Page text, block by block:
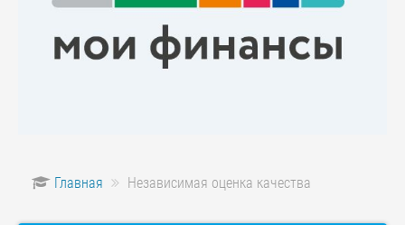
Главная Независимая оценка качества